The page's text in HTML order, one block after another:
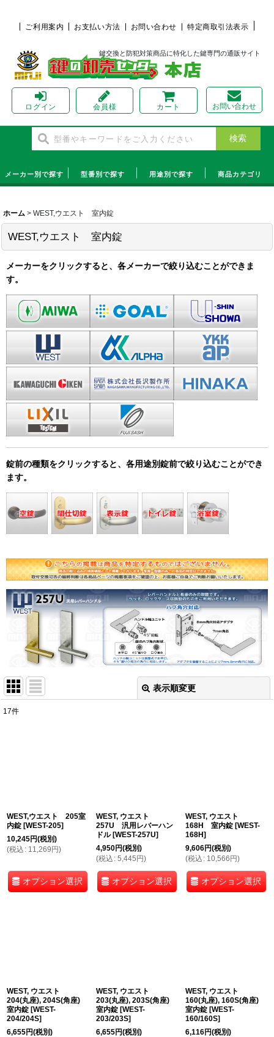
ご利用案内 お支払い方法 お問い合わせ 特定商取引法表示
鍵交換と防犯対策商品に特化した鍵専門の通販サイト
ログイン 会員様 カート お問い合わせ
メーカー別で探す 型番別で探す 用途別で探す 商品カテゴリ
ホーム > WEST,ウエスト 室内錠
WEST,ウエスト 室内錠
メーカーをクリックすると、各メーカーで絞り込むことができま
す。
錠前の種類をクリックすると、各用途別錠前で絞り込むことができ
ます。
表示順変更
17件
WEST,ウエスト 205室
内錠 [WEST-205]
10,245円(税別)
(税込 : 11,269円)
オプション選択
WEST, ウエスト
257U 汎用レバーハン
ドル [WEST-257U]
4,950円(税別)
(税込 : 5,445円)
オプション選択
WEST, ウエスト
168H 室内錠 [WEST-
168H]
9,606円(税別)
(税込 : 10,566円)
オプション選択
WEST, ウエスト
204(丸座), 204S(角座)
室内錠 [WEST-
204/204S]
6,655円(税別)
WEST, ウエスト
203(丸座), 203S(角座)
室内錠 [WEST-
203/203S]
6,655円(税別)
WEST, ウエスト
160(丸座), 160S(角座)
室内錠 [WEST-
160/160S]
6,116円(税別)